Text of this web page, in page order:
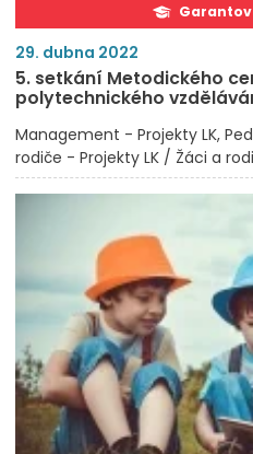
29. dubna 2022
5. setkání Metodického
polytechnického
Management - Projekty LK
rodiče - Projekty LK / Žáci a